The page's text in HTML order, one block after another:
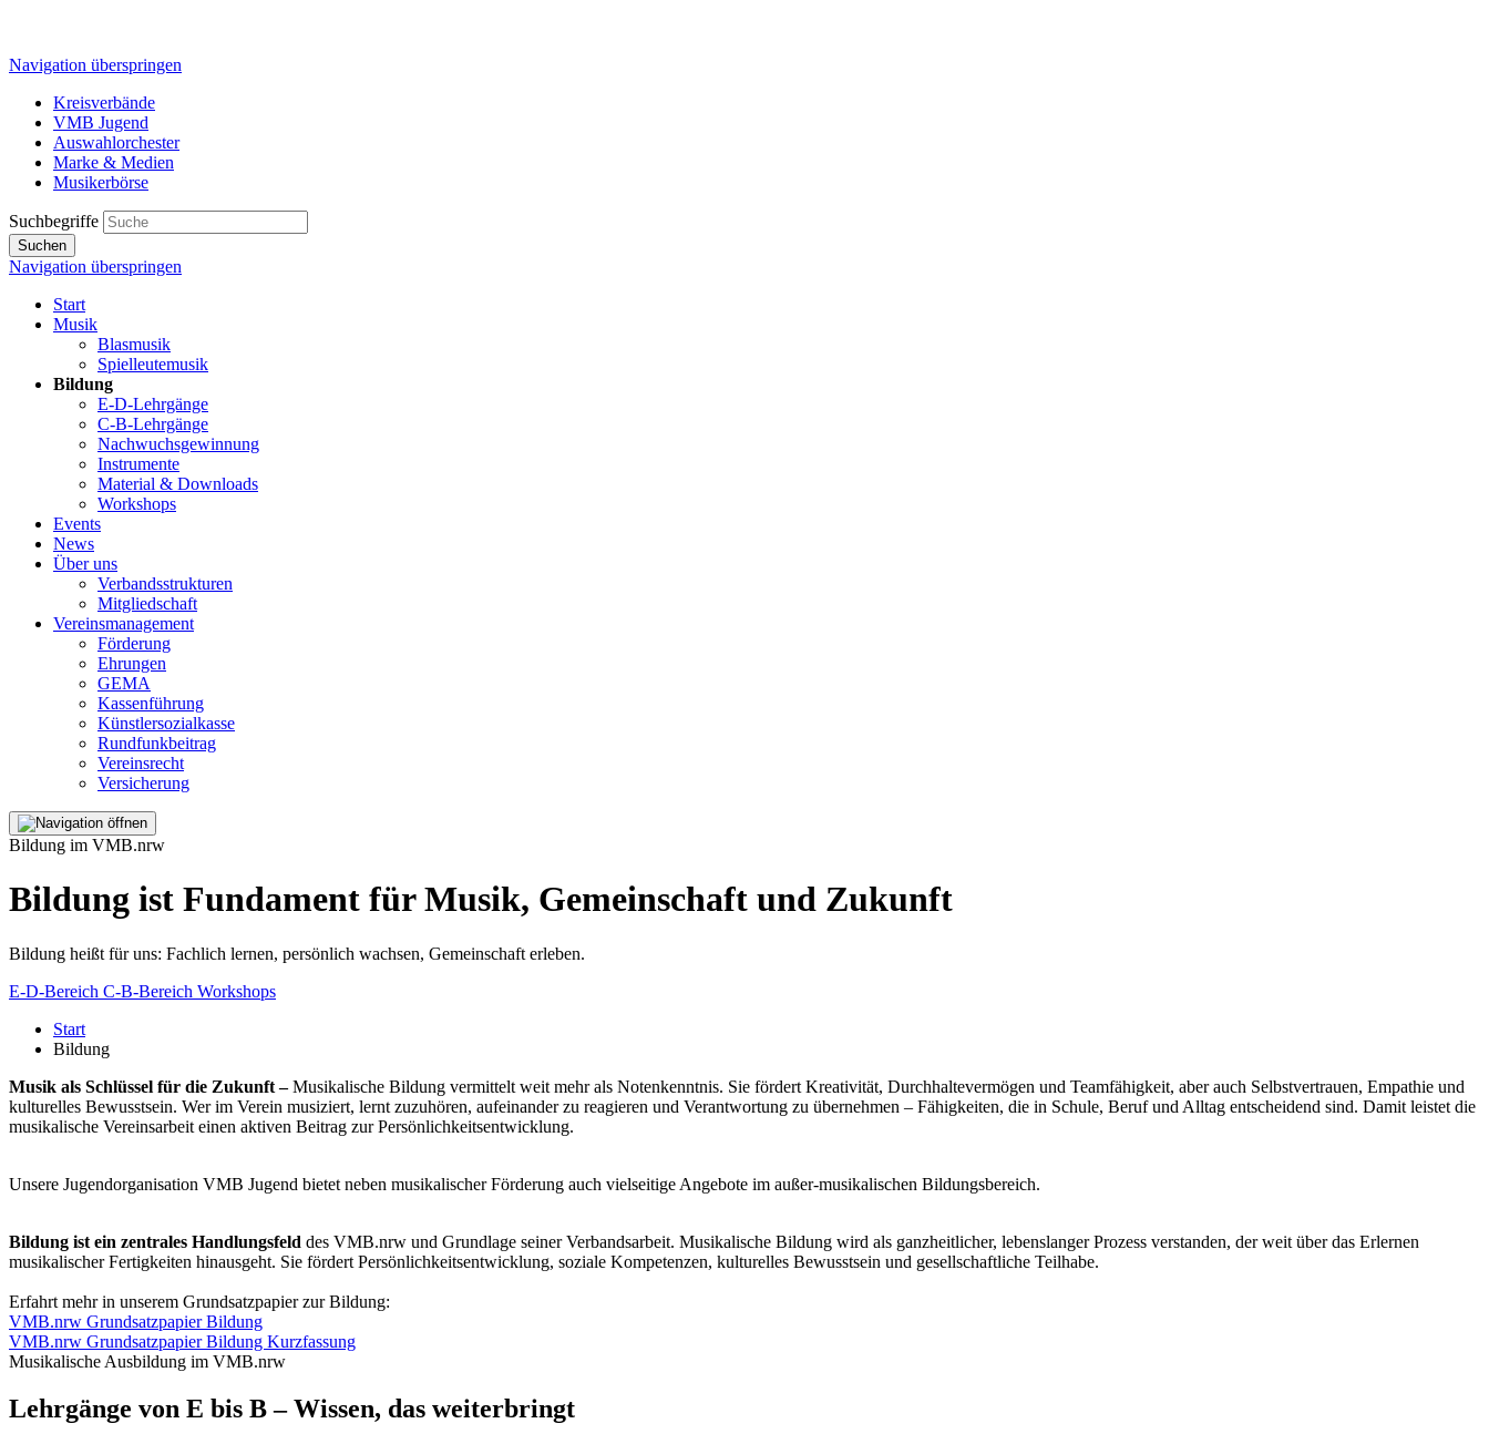
Navigation überspringen
Kreisverbände
VMB Jugend
Auswahlorchester
Marke & Medien
Musikerbörse
Suchbegriffe
Suchen
Navigation überspringen
Start
Musik
Blasmusik
Spielleutemusik
Bildung
E-D-Lehrgänge
C-B-Lehrgänge
Nachwuchsgewinnung
Instrumente
Material & Downloads
Workshops
Events
News
Über uns
Verbandsstrukturen
Mitgliedschaft
Vereinsmanagement
Förderung
Ehrungen
GEMA
Kassenführung
Künstlersozialkasse
Rundfunkbeitrag
Vereinsrecht
Versicherung
Bildung im VMB.nrw
Bildung ist Fundament für Musik, Gemeinschaft und Zukunft
Bildung heißt für uns: Fachlich lernen, persönlich wachsen, Gemeinschaft erleben.
E-D-Bereich C-B-Bereich Workshops
Start
Bildung
Musik als Schlüssel für die Zukunft –Musikalische Bildung vermittelt weit mehr als Notenkenntnis. Sie fördert Kreativität, Durchhaltevermögen und Teamfähigkeit, aber auch Selbstvertrauen, Empathie und
kulturelles Bewusstsein. Wer im Verein musiziert, lernt zuzuhören, aufeinander zu reagieren und Verantwortung zu übernehmen – Fähigkeiten, die in Schule, Beruf und Alltag entscheidend sind. Damit leistet die
musikalische Vereinsarbeit einen aktiven Beitrag zur Persönlichkeitsentwicklung.
Unsere Jugendorganisation VMB Jugend bietet neben musikalischer Förderung auch vielseitige Angebote im außer-musikalischen Bildungsbereich.
Bildung ist ein zentrales Handlungsfeld des VMB.nrw und Grundlage seiner Verbandsarbeit. Musikalische Bildung wird als ganzheitlicher, lebenslanger Prozess verstanden, der weit über das Erlernen
musikalischer Fertigkeiten hinausgeht. Sie fördert Persönlichkeitsentwicklung, soziale Kompetenzen, kulturelles Bewusstsein und gesellschaftliche Teilhabe.
Erfahrt mehr in unserem Grundsatzpapier zur Bildung:
VMB.nrw Grundsatzpapier Bildung
VMB.nrw Grundsatzpapier Bildung Kurzfassung
Musikalische Ausbildung im VMB.nrw
Lehrgänge von E bis B – Wissen, das weiterbringt